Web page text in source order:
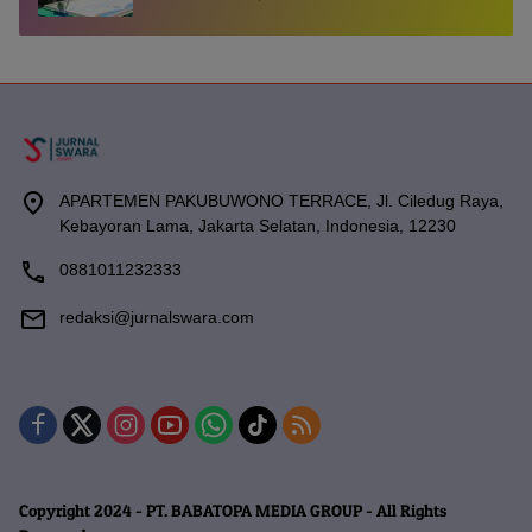
APARTEMEN PAKUBUWONO TERRACE, Jl. Ciledug Raya,
Kebayoran Lama, Jakarta Selatan, Indonesia, 12230
0881011232333
redaksi@jurnalswara.com
Copyright 2024 - PT. BABATOPA MEDIA GROUP - All Rights